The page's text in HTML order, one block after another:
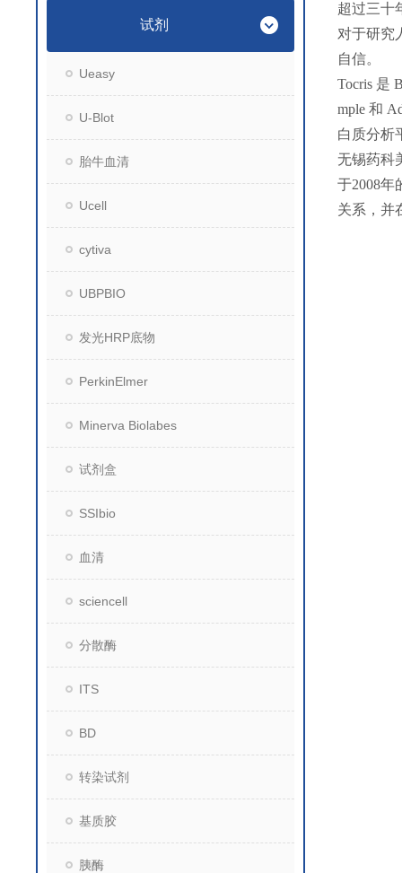
试剂
Ueasy
U-Blot
胎牛血清
Ucell
cytiva
UBPBIO
发光HRP底物
PerkinElmer
Minerva Biolabes
试剂盒
SSIbio
血清
sciencell
分散酶
ITS
BD
转染试剂
基质胶
胰酶
超过三十
对于研究
自信。
Tocris 是
mple 和
白质分析
无锡药科
于2008年
关系，并